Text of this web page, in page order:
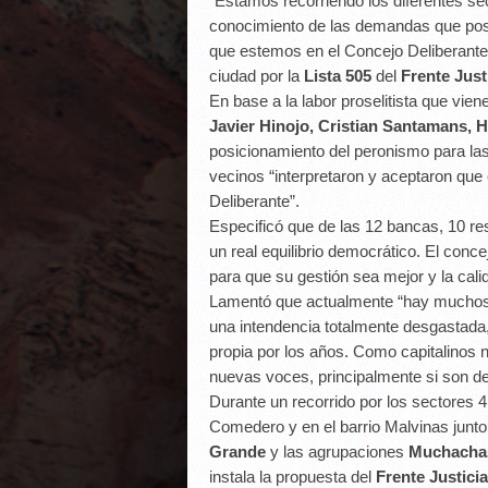
conocimiento de las demandas que
que estemos en el Concejo
ciudad por la Lista 505 del
Frente
En base a la labor proselitista que
Javier Hinojo, Cristian Santamans,
posicionamiento del peronismo para
vecinos “interpretaron y aceptaron
Deliberante”.
Especificó que de las 12 bancas, 10
un real equilibrio democrático. El
para que su gestión sea mejor y la
Lamentó que actualmente “hay
una intendencia totalmente
propia por los años. Como capitalinos
nuevas voces, principalmente si son
Durante un recorrido por los sectores
Comedero y en el barrio Malvinas
Grande y las agrupaciones
instala la propuesta del
Frente